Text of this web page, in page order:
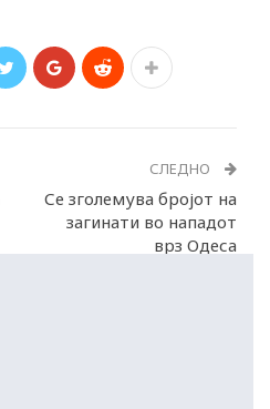
СЛЕДНО
Се зголемува бројот на
загинати во нападот
врз Одеса